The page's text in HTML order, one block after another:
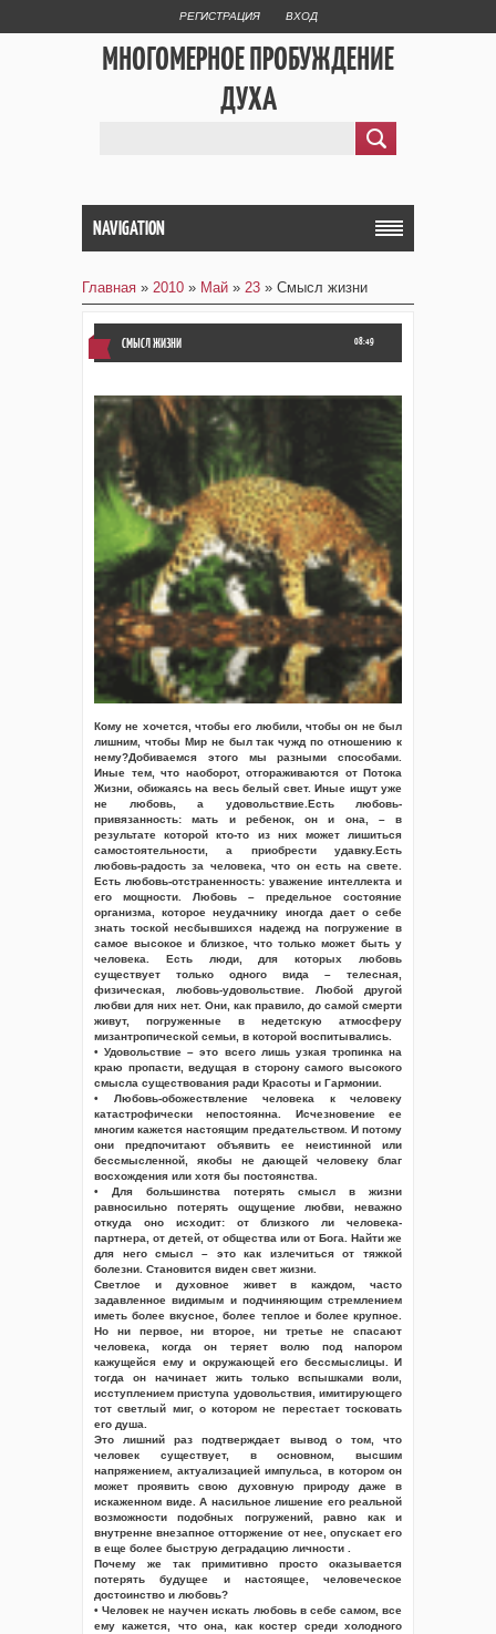
РЕГИСТРАЦИЯ ВХОД
МНОГОМЕРНОЕ ПРОБУЖДЕНИЕ
ДУХА
NAVIGATION
Главная » 2010 » Май » 23 » Смысл жизни
08:49
СМЫСЛ ЖИЗНИ
Кому не хочется, чтобы его любили, чтобы он не был
лишним, чтобы Мир не был так чужд по отношению к
нему?Добиваемся этого мы разными способами.
Иные тем, что наоборот, отгораживаются от Потока
Жизни, обижаясь на весь белый свет. Иные ищут уже
не любовь, а удовольствие.Есть любовь-
привязанность: мать и ребенок, он и она, – в
результате которой кто-то из них может лишиться
самостоятельности, а приобрести удавку.Есть
любовь-радость за человека, что он есть на свете.
Есть любовь-отстраненность: уважение интеллекта и
его мощности. Любовь – предельное состояние
организма, которое неудачнику иногда дает о себе
знать тоской несбывшихся надежд на погружение в
самое высокое и близкое, что только может быть у
человека. Есть люди, для которых любовь
существует только одного вида – телесная,
физическая, любовь-удовольствие. Любой другой
любви для них нет. Они, как правило, до самой смерти
живут, погруженные в недетскую атмосферу
мизантропической семьи, в которой воспитывались.
• Удовольствие – это всего лишь узкая тропинка на
краю пропасти, ведущая в сторону самого высокого
смысла существования ради Красоты и Гармонии.
• Любовь-обожествление человека к человеку
катастрофически непостоянна. Исчезновение ее
многим кажется настоящим предательством. И потому
они предпочитают объявить ее неистинной или
бессмысленной, якобы не дающей человеку благ
восхождения или хотя бы постоянства.
• Для большинства потерять смысл в жизни
равносильно потерять ощущение любви, неважно
откуда оно исходит: от близкого ли человека-
партнера, от детей, от общества или от Бога. Найти же
для него смысл – это как излечиться от тяжкой
болезни. Становится виден свет жизни.
Светлое и духовное живет в каждом, часто
задавленное видимым и подчиняющим стремлением
иметь более вкусное, более теплое и более крупное.
Но ни первое, ни второе, ни третье не спасают
человека, когда он теряет волю под напором
кажущейся ему и окружающей его бессмыслицы. И
тогда он начинает жить только вспышками воли,
исступлением приступа удовольствия, имитирующего
тот светлый миг, о котором не перестает тосковать
его душа.
Это лишний раз подтверждает вывод о том, что
человек существует, в основном, высшим
напряжением, актуализацией импульса, в котором он
может проявить свою духовную природу даже в
искаженном виде. А насильное лишение его реальной
возможности подобных погружений, равно как и
внутренне внезапное отторжение от нее, опускает его
в еще более быструю деградацию личности .
Почему же так примитивно просто оказывается
потерять будущее и настоящее, человеческое
достоинство и любовь?
• Человек не научен искать любовь в себе самом, все
ему кажется, что она, как костер среди холодного